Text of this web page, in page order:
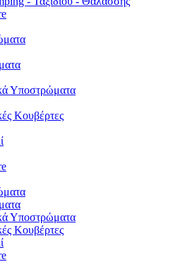
Υποστρώματα
Κουβέρτες
Υποστρώματα
Κουβέρτες